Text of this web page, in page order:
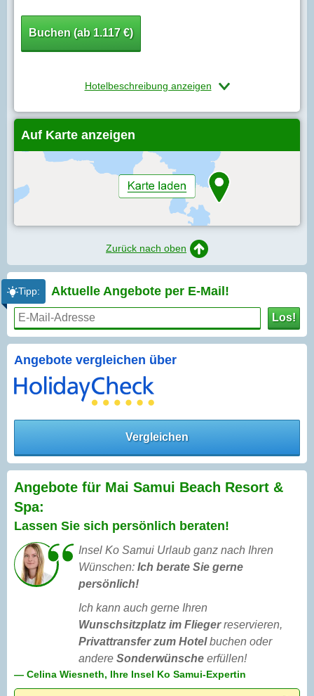
Buchen (ab 1.117 €)
Hotelbeschreibung anzeigen
Auf Karte anzeigen
Zurück nach oben
Tipp: Aktuelle Angebote per E-Mail!
Los!
Angebote vergleichen über
Vergleichen
Angebote für Mai Samui Beach Resort &
Spa:
Lassen Sie sich persönlich beraten!
Insel Ko Samui Urlaub ganz nach Ihren
Wünschen: Ich berate Sie gerne
persönlich!
Ich kann auch gerne Ihren
Wunschsitzplatz im Fliegerreservieren,
Privattransfer zum Hotelbuchen oder
andere Sonderwünsche erfüllen!
— Celina Wiesneth, Ihre Insel Ko Samui-Expertin